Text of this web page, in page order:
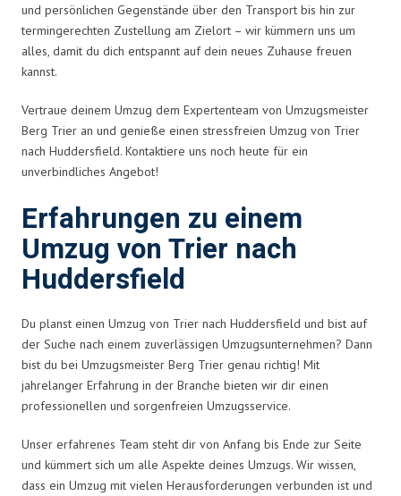
und persönlichen Gegenstände über den Transport bis hin zur
termingerechten Zustellung am Zielort – wir kümmern uns um
alles, damit du dich entspannt auf dein neues Zuhause freuen
kannst.
Vertraue deinem Umzug dem Expertenteam von Umzugsmeister
Berg Trier an und genieße einen stressfreien Umzug von Trier
nach Huddersfield. Kontaktiere uns noch heute für ein
unverbindliches Angebot!
Erfahrungen zu einem
Umzug von Trier nach
Huddersfield
Du planst einen Umzug von Trier nach Huddersfield und bist auf
der Suche nach einem zuverlässigen Umzugsunternehmen? Dann
bist du bei Umzugsmeister Berg Trier genau richtig! Mit
jahrelanger Erfahrung in der Branche bieten wir dir einen
professionellen und sorgenfreien Umzugsservice.
Unser erfahrenes Team steht dir von Anfang bis Ende zur Seite
und kümmert sich um alle Aspekte deines Umzugs. Wir wissen,
dass ein Umzug mit vielen Herausforderungen verbunden ist und